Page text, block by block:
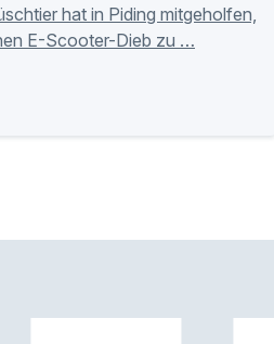
hat in Piding mitgeholfen,
E-Scooter-Dieb zu …